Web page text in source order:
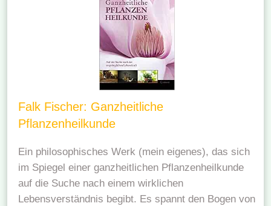
Falk Fischer: Ganzheitliche
Pflanzenheilkunde
Ein philosophisches Werk (mein eigenes), das sich
im Spiegel einer ganzheitlichen Pflanzenheilkunde
auf die Suche nach einem wirklichen
Lebensverständnis begibt. Es spannt den Bogen von